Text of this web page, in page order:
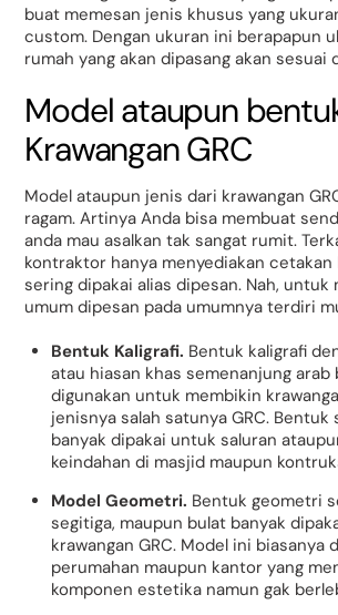
buat memesan jenis khusus yang
custom. Dengan ukuran ini berapapun
rumah yang akan dipasang akan sesuai
Model ataupun
Krawangan GRC
Model ataupun jenis dari krawangan
ragam. Artinya Anda bisa membuat
anda mau asalkan tak sangat rumit.
kontraktor hanya menyediakan cetakan
sering dipakai alias dipesan. Nah, untuk
umum dipesan pada umumnya terdiri
Bentuk Kaligrafi. Bentuk kaligrafi
atau hiasan khas semenanjung arab
digunakan untuk membikin
jenisnya salah satunya GRC.
banyak dipakai untuk saluran
keindahan di masjid maupun
Model Geometri. Bentuk geometri
segitiga, maupun bulat banyak
krawangan GRC. Model ini biasanya
perumahan maupun kantor yang
komponen estetika namun gak